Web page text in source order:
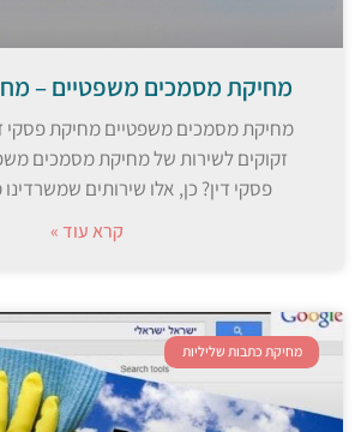
מחיקת מסמכים משפטיים –
מחיקת מסמכים משפטיים מחיקת פסקי
זקוקים לשירות של מחיקת מסמכים
פסקי דין? כן, אלו שירותים
קרא עוד »
מחיקת כתבות שליליות